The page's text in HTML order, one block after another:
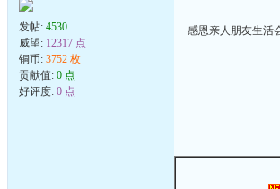
发帖: 4530
威望: 12317 点
铜币: 3752 枚
贡献值: 0 点
好评度: 0 点
感恩亲人朋友生活